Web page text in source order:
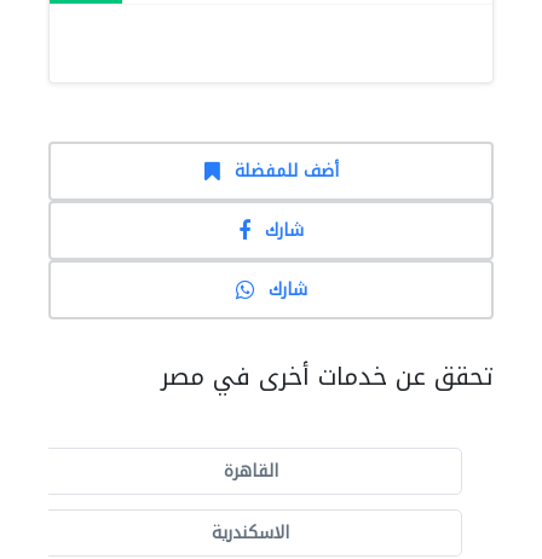
أضف للمفضلة
شارك
شارك
تحقق عن خدمات أخرى في مصر
القاهرة
الاسكندرية